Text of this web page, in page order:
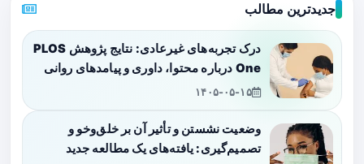
جدیدترین مطالب
درک تجربه‌های غیرعادی: نتایج پژوهش PLOS
One درباره محتوا، داوری و پیامدهای روانی
۱۴۰۵-۰۵-۱۵
وضعیت نشستن و تأثیر آن بر خلق‌وخو و
تصمیم‌گیری: یافته‌های یک مطالعه جدید